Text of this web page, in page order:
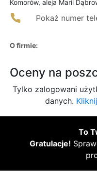
Komorów, aleja Marii
Pokaż numer
O firmie:
Oceny na
Tylko zalogowani
danych.
To
Gratulacje!